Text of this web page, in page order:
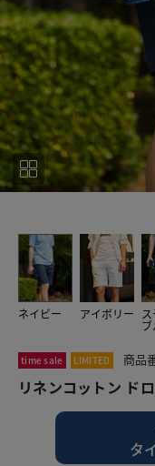
ネイビー アイボリー
time sale LIMITED 商品
リネンコットン ド
タ
この商品をシェアす
リネンコ
¥2,990